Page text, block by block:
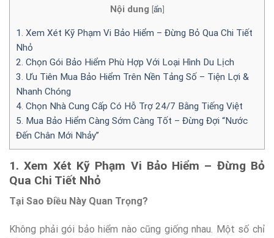
Nội dung [ẩn]
1. Xem Xét Kỹ Phạm Vi Bảo Hiểm – Đừng Bỏ Qua Chi Tiết
Nhỏ
2. Chọn Gói Bảo Hiểm Phù Hợp Với Loại Hình Du Lịch
3. Ưu Tiên Mua Bảo Hiểm Trên Nền Tảng Số – Tiện Lợi &
Nhanh Chóng
4. Chọn Nhà Cung Cấp Có Hỗ Trợ 24/7 Bằng Tiếng Việt
5. Mua Bảo Hiểm Càng Sớm Càng Tốt – Đừng Đợi “Nước
Đến Chân Mới Nhảy”
1. Xem Xét Kỹ Phạm Vi Bảo Hiểm – Đừng Bỏ
Qua Chi Tiết Nhỏ
Tại Sao Điều Này Quan Trọng?
Không phải gói bảo hiểm nào cũng giống nhau. Một số chỉ